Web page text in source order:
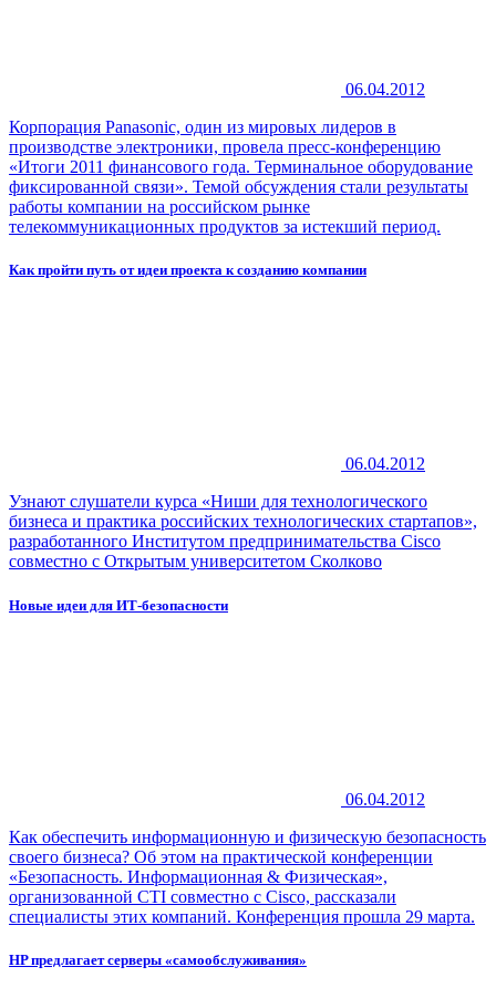
06.04.2012
Корпорация Panasonic, один из мировых лидеров в
производстве электроники, провела пресс-конференцию
«Итоги 2011 финансового года. Терминальное оборудование
фиксированной связи». Темой обсуждения стали результаты
работы компании на российском рынке
телекоммуникационных продуктов за истекший период.
Как пройти путь от идеи проекта к созданию компании
06.04.2012
Узнают слушатели курса «Ниши для технологического
бизнеса и практика российских технологических стартапов»,
разработанного Институтом предпринимательства Cisco
совместно с Открытым университетом Сколково
Новые идеи для ИТ-безопасности
06.04.2012
Как обеспечить информационную и физическую безопасность
своего бизнеса? Об этом на практической конференции
«Безопасность. Информационная & Физическая»,
организованной CTI совместно с Cisco, рассказали
специалисты этих компаний. Конференция прошла 29 марта.
HP предлагает серверы «самообслуживания»